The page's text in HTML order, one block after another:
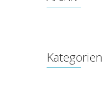
Kategorien